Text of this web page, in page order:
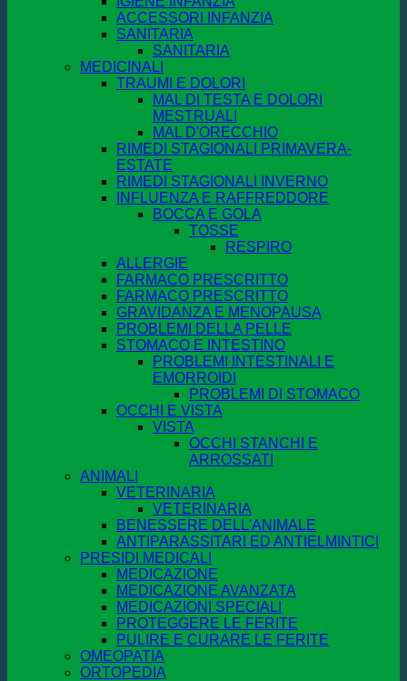
ACCESSORI INFANZIA
SANITARIA
SANITARIA
MEDICINALI
TRAUMI E DOLORI
MAL DI TESTA E DOLORI
MESTRUALI
MAL D'ORECCHIO
RIMEDI STAGIONALI PRIMAVERA-
ESTATE
RIMEDI STAGIONALI INVERNO
INFLUENZA E RAFFREDDORE
BOCCA E GOLA
TOSSE
RESPIRO
ALLERGIE
FARMACO PRESCRITTO
FARMACO PRESCRITTO
GRAVIDANZA E MENOPAUSA
PROBLEMI DELLA PELLE
STOMACO E INTESTINO
PROBLEMI INTESTINALI E
EMORROIDI
PROBLEMI DI STOMACO
OCCHI E VISTA
VISTA
OCCHI STANCHI E
ARROSSATI
ANIMALI
VETERINARIA
VETERINARIA
BENESSERE DELL'ANIMALE
ANTIPARASSITARI ED ANTIELMINTICI
PRESIDI MEDICALI
MEDICAZIONE
MEDICAZIONE AVANZATA
MEDICAZIONI SPECIALI
PROTEGGERE LE FERITE
PULIRE E CURARE LE FERITE
OMEOPATIA
ORTOPEDIA